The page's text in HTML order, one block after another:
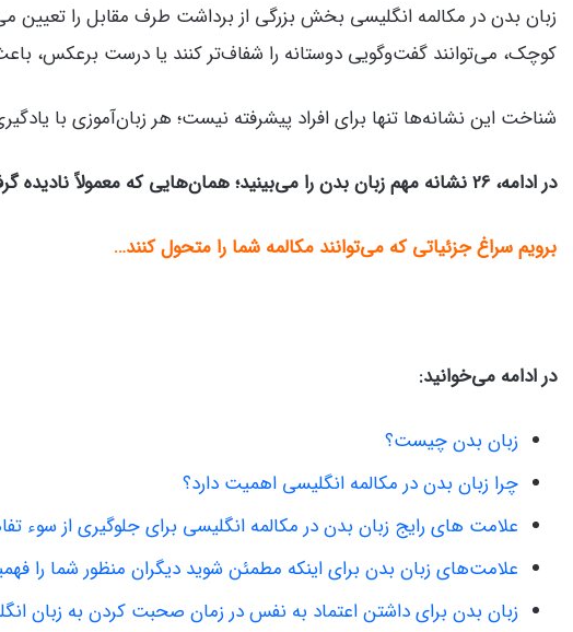
زبان بدن در مکالمه انگلیسی بخش بزرگی از برداشت طرف مقابل را
کوچک، می‌توانند گفت‌وگویی دوستانه را شفاف‌تر کنند یا درست برعکس،
شناخت این نشانه‌ها تنها برای افراد پیشرفته نیست؛ هر زبان‌آموزی با
در ادامه، 26 نشانه مهم زبان بدن را می‌بینید؛ همان‌هایی که معمولاً نادیده گرفته می‌شوند اما بیشترین تأثیر را در مکالمه دارند.
برویم سراغ جزئیاتی که می‌توانند مکالمه شما را متحول کنند…
در ادامه می‌خوانید:
زبان بدن چیست؟
چرا زبان بدن در مکالمه انگلیسی اهمیت دارد؟
علامت های رایج زبان بدن در مکالمه انگلیسی برای جلوگیری از سوء
علامت‌های زبان بدن برای اینکه مطمئن شوید دیگران منظور شما را
زبان بدن برای داشتن اعتماد به نفس در زمان صحبت کردن به زبان